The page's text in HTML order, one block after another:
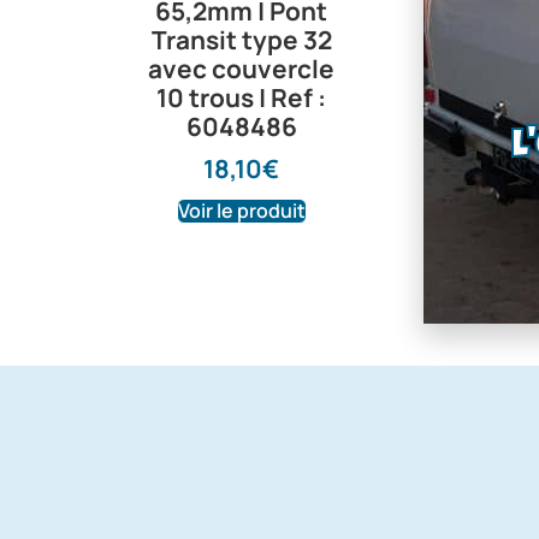
65,2mm | Pont
Transit type 32
avec couvercle
10 trous | Ref :
6048486
18,10€
Voir le produit
paire |
Transit
350,00
Voir le